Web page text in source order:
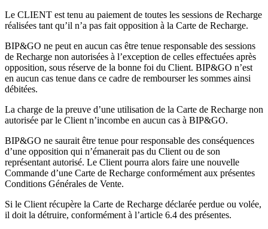
Le CLIENT est tenu au paiement de toutes les sessions de Recharge
réalisées tant qu’il n’a pas fait opposition à la Carte de Recharge.
BIP&GO ne peut en aucun cas être tenue responsable des sessions
de Recharge non autorisées à l’exception de celles effectuées après
opposition, sous réserve de la bonne foi du Client. BIP&GO n’est
en aucun cas tenue dans ce cadre de rembourser les sommes ainsi
débitées.
La charge de la preuve d’une utilisation de la Carte de Recharge non
autorisée par le Client n’incombe en aucun cas à BIP&GO.
BIP&GO ne saurait être tenue pour responsable des conséquences
d’une opposition qui n’émanerait pas du Client ou de son
représentant autorisé. Le Client pourra alors faire une nouvelle
Commande d’une Carte de Recharge conformément aux présentes
Conditions Générales de Vente.
Si le Client récupère la Carte de Recharge déclarée perdue ou volée,
il doit la détruire, conformément à l’article 6.4 des présentes.